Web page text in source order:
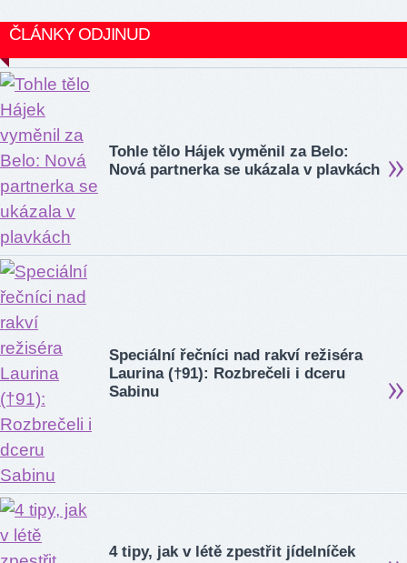
ČLÁNKY ODJINUD
Tohle tělo Hájek vyměnil za Belo:
Nová partnerka se ukázala v plavkách
Speciální řečníci nad rakví režiséra
Laurina (†91): Rozbrečeli i dceru
Sabinu
4 tipy, jak v létě zpestřit jídelníček